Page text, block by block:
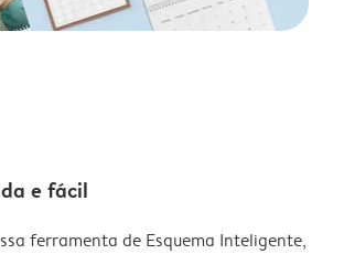
e fácil
ferramenta de Esquema Inteligente,